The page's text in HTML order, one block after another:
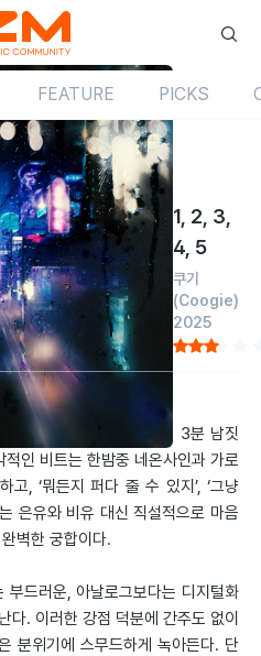
FEATURE PICKS
1, 2, 3,
4, 5
쿠기
(Coogie)
2025
극적으로 구애를 펼친다. 3분 남짓
인 비트는 한밤중 네온사인과 가로
, ‘뭐든지 퍼다 줄 수 있지’, ‘그냥
은유와 비유 대신 직설적으로 마음
벽한 궁합이다.
부드러운, 아날로그보다는 디지털화
다. 이러한 강점 덕분에 간주도 없이
분위기에 스무드하게 녹아든다. 단